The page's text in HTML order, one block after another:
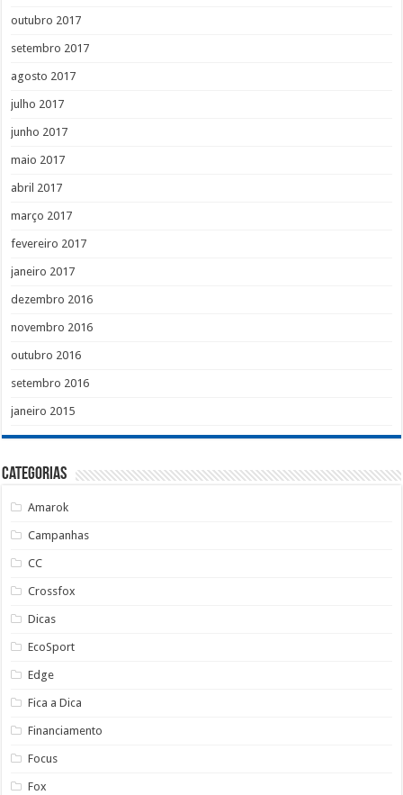
outubro 2017
setembro 2017
agosto 2017
julho 2017
junho 2017
maio 2017
abril 2017
março 2017
fevereiro 2017
janeiro 2017
dezembro 2016
novembro 2016
outubro 2016
setembro 2016
janeiro 2015
Categorias
Amarok
Campanhas
CC
Crossfox
Dicas
EcoSport
Edge
Fica a Dica
Financiamento
Focus
Fox